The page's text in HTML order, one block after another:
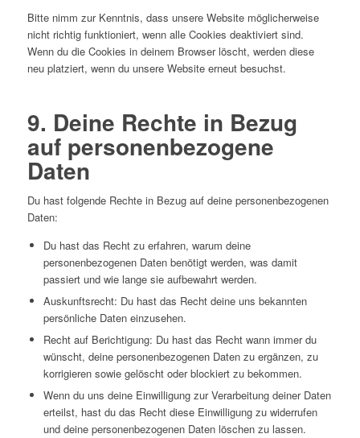
Bitte nimm zur Kenntnis, dass unsere Website möglicherweise
nicht richtig funktioniert, wenn alle Cookies deaktiviert sind.
Wenn du die Cookies in deinem Browser löscht, werden diese
neu platziert, wenn du unsere Website erneut besuchst.
9. Deine Rechte in Bezug
auf personenbezogene
Daten
Du hast folgende Rechte in Bezug auf deine personenbezogenen
Daten:
Du hast das Recht zu erfahren, warum deine
personenbezogenen Daten benötigt werden, was damit
passiert und wie lange sie aufbewahrt werden.
Auskunftsrecht: Du hast das Recht deine uns bekannten
persönliche Daten einzusehen.
Recht auf Berichtigung: Du hast das Recht wann immer du
wünscht, deine personenbezogenen Daten zu ergänzen, zu
korrigieren sowie gelöscht oder blockiert zu bekommen.
Wenn du uns deine Einwilligung zur Verarbeitung deiner Daten
erteilst, hast du das Recht diese Einwilligung zu widerrufen
und deine personenbezogenen Daten löschen zu lassen.